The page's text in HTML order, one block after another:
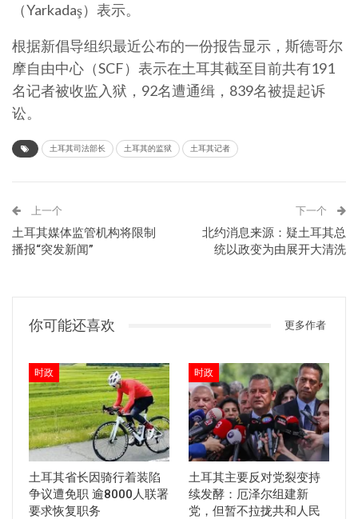
（Yarkadaş）表示。
根据新倡导组织最近公布的一份报告显示，斯德哥尔
摩自由中心（SCF）表示在土耳其截至目前共有191
名记者被收监入狱，92名遭通缉，839名被提起诉
讼。
土耳其司法部长 土耳其的监狱 土耳其记者
上一个
土耳其媒体监管机构将限制
播报“突发新闻”
下一个
北约消息来源：疑土耳其总
统以政变为由展开大清洗
你可能还喜欢 更多作者
时政
土耳其省长因骑行着装陷
争议遭免职 逾8000人联署
要求恢复职务
时政
土耳其主要反对党裂变持
续发酵：厄泽尔组建新
党，但暂不拉拢共和人民